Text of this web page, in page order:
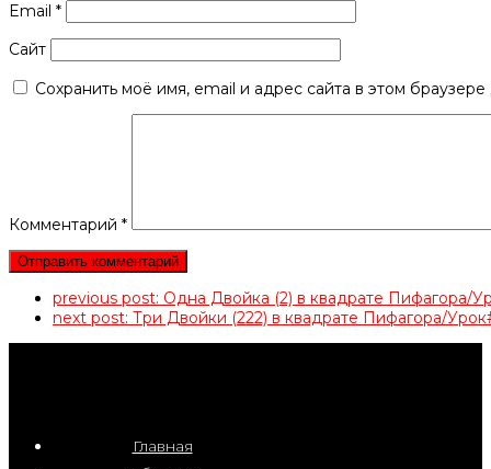
Email *
Сайт
Сохранить моё имя, email и адрес сайта в этом
Комментарий *
previous post: Одна Двойка (2) в квадрате
next post: Три Двойки (222) в квадрате Пифагора/
Главная